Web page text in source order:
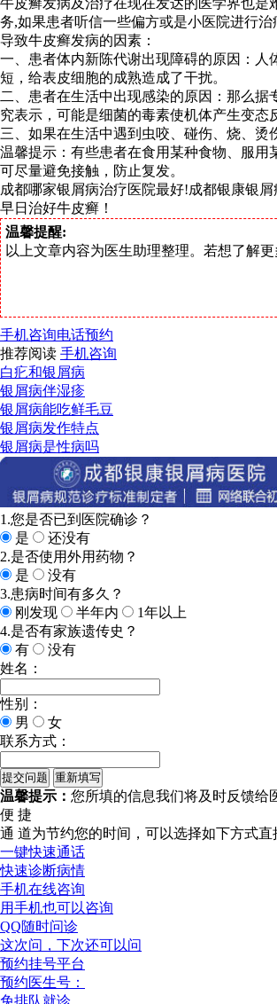
牛皮癣发病及治疗在现在发达的医学界也
务,如果患者听信一些偏方或是小医院进行治
导致牛皮癣发病的因素：
一、患者体内新陈代谢出现障碍的原因：人
短，给表皮细胞的成熟造成了干扰。
二、患者在生活中出现感染的原因：那么
究表示，可能是细菌的毒素使机体产生变
三、如果在生活中遇到虫咬、碰伤、烧、烫
温馨提示：有些患者在食用某种食物、服
可尽量避免接触，防止复发。
成都哪家银屑病治疗医院最好!成都银康银
早日治好牛皮癣！
温馨提醒:
以上文章内容为医生助理整理。若想了解
手机咨询电话预约
推荐阅读 手机咨询
白疕和银屑病
银屑病伴湿疹
银屑病能吃鲜毛豆
银屑病发作特点
银屑病是性病吗
1.您是否已到医院确诊？
是
还没有
2.是否使用外用药物？
是
没有
3.患病时间有多久？
刚发现
半年内
1年以上
4.是否有家族遗传史？
有
没有
姓名：
性别：
男
女
联系方式：
温馨提示： 您所填的信息我们将及时反馈给
便 捷
通 道为节约您的时间，可以选择如下方式直
一键快速通话
快速诊断病情
手机在线咨询
用手机也可以咨询
QQ随时问诊
这次问，下次还可以问
预约挂号平台
预约医生号：
免排队就诊